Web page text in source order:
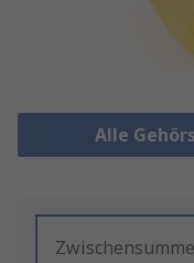
Alle